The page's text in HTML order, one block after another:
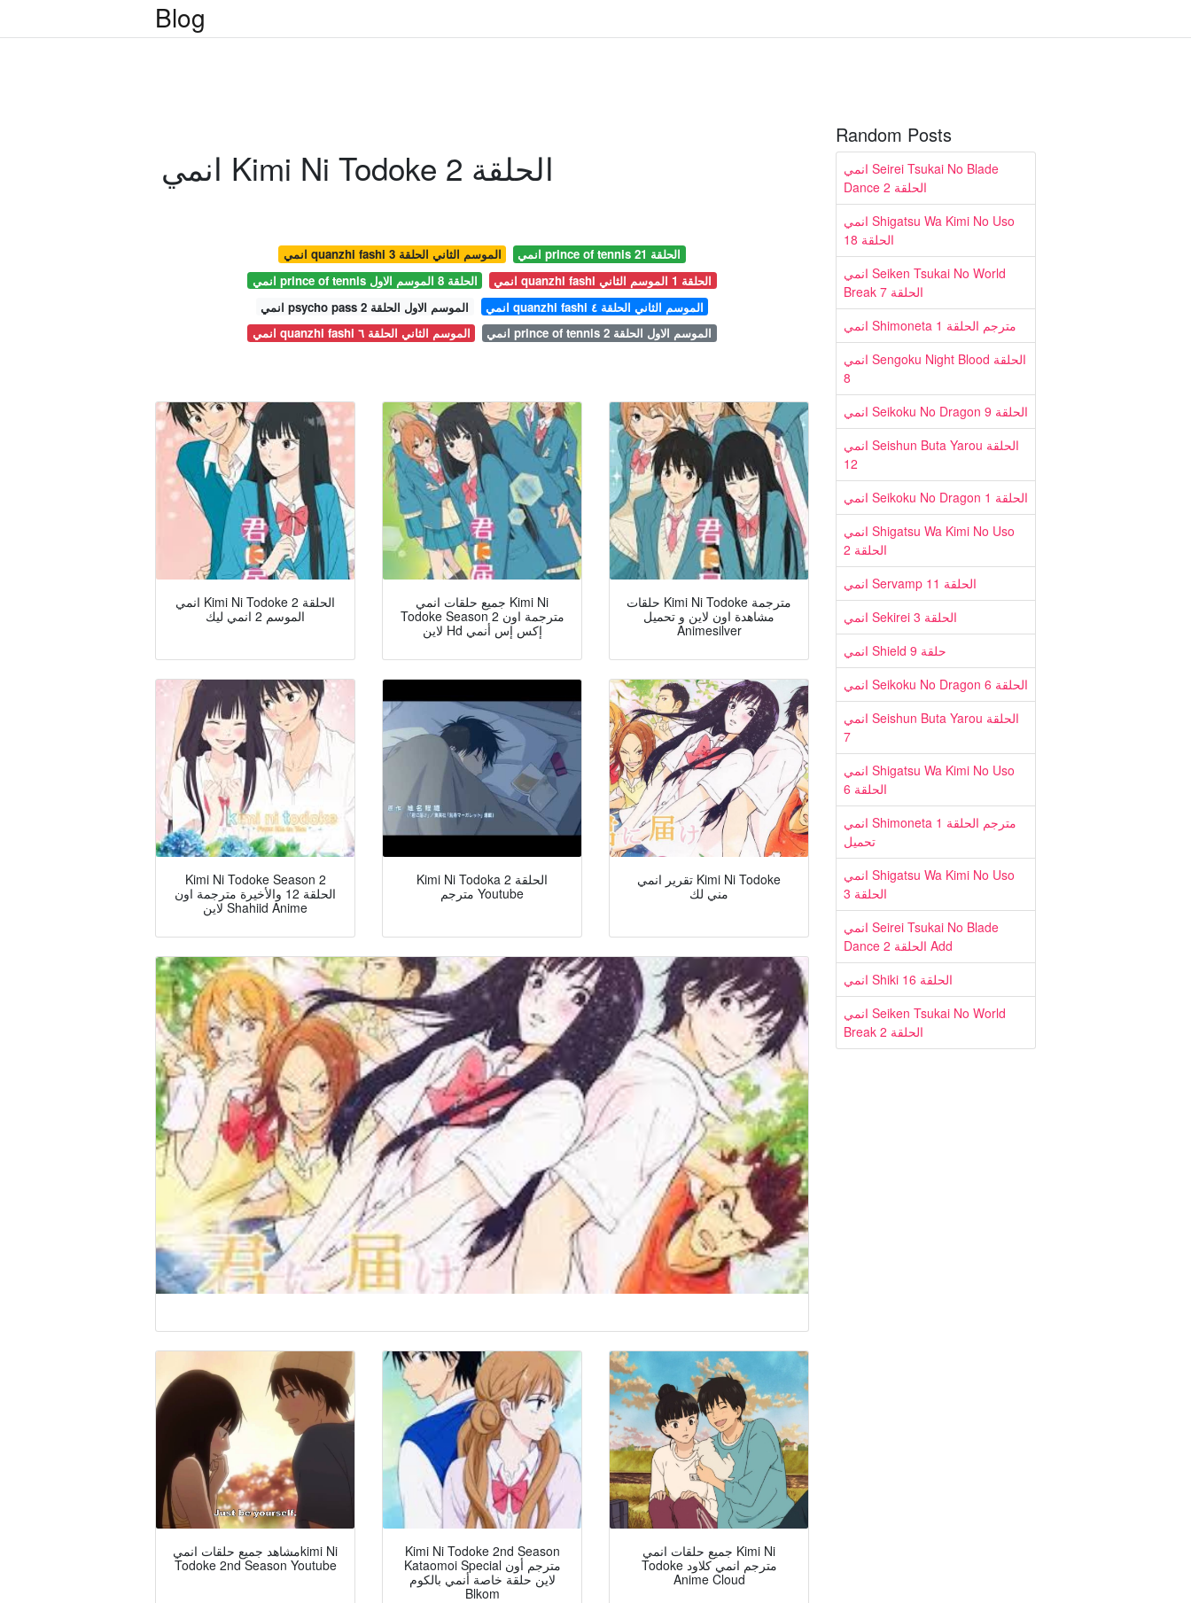
Blog
انمي Kimi Ni Todoke الحلقة 2
انمي quanzhi fashi الموسم الثاني الحلقة 3
انمي prince of tennis الحلقة 21
انمي prince of tennis الحلقة 8 الموسم الاول
انمي quanzhi fashi الحلقة 1 الموسم الثاني
انمي psycho pass الموسم الاول الحلقة 2
انمي quanzhi fashi الموسم الثاني الحلقة ٤
انمي quanzhi fashi الموسم الثاني الحلقة ٦
انمي prince of tennis الموسم الاول الحلقة 2
انمي Kimi Ni Todoke الحلقة 2
الموسم 2 انمي ليك
جميع حلقات انمي Kimi Ni
Todoke Season 2 مترجمة اون
لاين Hd إكس إس أنمي
حلقات Kimi Ni Todoke مترجمة
مشاهدة اون لاين و تحميل
Animesilver
Kimi Ni Todoke Season 2
الحلقة 12 والأخيرة مترجمة اون
لاين Shahiid Anime
Kimi Ni Todoka الحلقة 2
مترجم Youtube
تقرير انمي Kimi Ni Todoke
مني لك
مشاهد جميع حلقات انميkimi Ni
Todoke 2nd Season Youtube
Kimi Ni Todoke 2nd Season
Kataomoi Special مترجم أون
لاين حلقة خاصة أنمي بالكوم
Blkom
جميع حلقات انمي Kimi Ni
Todoke مترجم انمي كلاود
Anime Cloud
Random Posts
انمي Seirei Tsukai No Blade
Dance الحلقة 2
انمي Shigatsu Wa Kimi No Uso
الحلقة 18
انمي Seiken Tsukai No World
Break الحلقة 7
انمي Shimoneta مترجم الحلقة 1
انمي Sengoku Night Blood الحلقة
8
انمي Seikoku No Dragon الحلقة 9
انمي Seishun Buta Yarou الحلقة
12
انمي Seikoku No Dragon الحلقة 1
انمي Shigatsu Wa Kimi No Uso
الحلقة 2
انمي Servamp الحلقة 11
انمي Sekirei الحلقة 3
انمي Shield حلقة 9
انمي Seikoku No Dragon الحلقة 6
انمي Seishun Buta Yarou الحلقة
7
انمي Shigatsu Wa Kimi No Uso
الحلقة 6
انمي Shimoneta مترجم الحلقة 1
تحميل
انمي Shigatsu Wa Kimi No Uso
الحلقة 3
انمي Seirei Tsukai No Blade
Dance الحلقة 2 Add
انمي Shiki الحلقة 16
انمي Seiken Tsukai No World
Break الحلقة 2